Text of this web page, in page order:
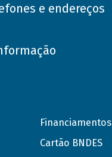
e endereços
Financiamentos
Cartão BNDES